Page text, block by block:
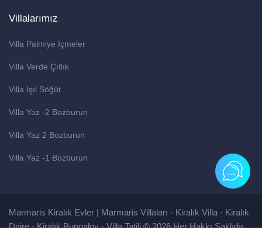
Villalarımız
Villa Palmiye İçmeler
Villa Verde Çıtlık
Villa Işıl Söğüt
Villa Yaz -2 Bozburun
Villa Yaz 2 Bozburun
Villa Yaz -1 Bozburun
Marmaris Kiralık Evler | Marmaris Villaları - Kiralık Villa - Kiralık
Daire - Kiralık Bungalov - Villa Tatili © 2026 Her Hakkı Saklıdır.